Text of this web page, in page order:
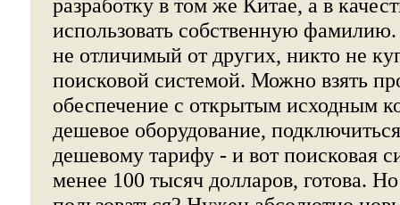
разработку в том же Китае, а в
использовать собственную
не отличимый от других, никто не
поисковой системой. Можно взять
обеспечение с открытым исходным
дешевое оборудование,
дешевому тарифу - и вот поисковая
менее 100 тысяч долларов, готова.